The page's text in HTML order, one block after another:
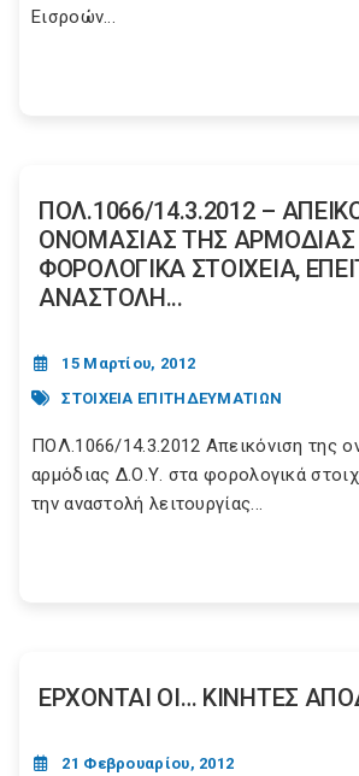
Εισροών...
ΠΟΛ.1066/14.3.2012 –
ΟΝΟΜΑΣΙΑΣ ΤΗΣ ΑΡΜΟΔΙΑΣ
ΦΟΡΟΛΟΓΙΚΑ ΣΤΟΙΧΕΙΑ,
ΑΝΑΣΤΟΛΗ...
15 Μαρτίου, 2012
ΣΤΟΙΧΕΙΑ ΕΠΙΤΗΔΕΥΜΑΤΙΩΝ
ΠΟΛ.1066/14.3.2012 Απεικόνιση της
αρμόδιας Δ.Ο.Υ. στα φορολογικά
την αναστολή λειτουργίας...
EΡΧΟΝΤΑΙ ΟΙ… ΚΙΝΗΤΕΣ
21 Φεβρουαρίου, 2012